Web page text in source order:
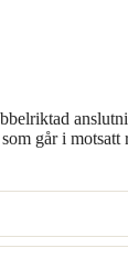
går i